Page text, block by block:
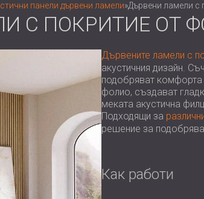
панели дървени ламели»Дървени ламели с
С ПОКРИТИЕ ОТ
Дървените ламели с
акустичния дизайн.
подобряват комфорта
фолио, създават
меката акустична
Подходящи за
решение за
Как работи